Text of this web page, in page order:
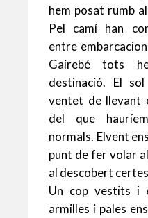
hem posat rumb
Pel camí han
entre
Gairebé tots
destinació. El
ventet de llevant
del que
normals. Elvent
punt de fer volar
al descobert
Un cop vestits i
armilles i pales